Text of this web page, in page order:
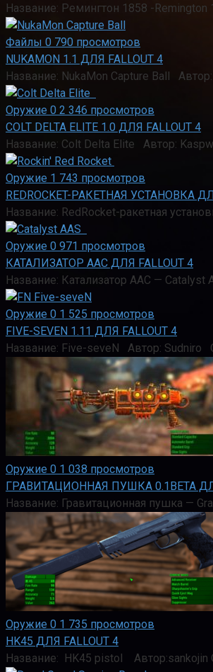
Название: Ремингтон 1858 -
Файлы 0 790 просмотров
NUKAMON 1.1 ДЛЯ FALLOUT 4
Название: NukaMon Capture Ball
Оружие 0 2 346 просмотров
COLT DELTA ELITE 1.0 ДЛЯ FALLOUT 4
Название: Colt Delta Elite Автор:
Оружие 1 743 просмотров
REDROCKET-РАКЕТНАЯ УСТАНОВКА
Название: RedRocket-ракетная
Оружие 0 971 просмотров
КАТАЛИЗАТОР ААС ДЛЯ FALLOUT 4
Название: Катализатор ААС —
Оружие 0 1 525 просмотров
FIVE-SEVEN 1.11 ДЛЯ FALLOUT 4
Название: Five-seveN Автор: Sudniro
Оружие 0 1 038 просмотров
ГРАВИТАЦИОННАЯ ПУШКА 0.1BETA
Название: Гравитационная пушка —
Оружие 0 1 735 просмотров
HK45 ДЛЯ FALLOUT 4
Название: HK45 pistol Автор:sankojin